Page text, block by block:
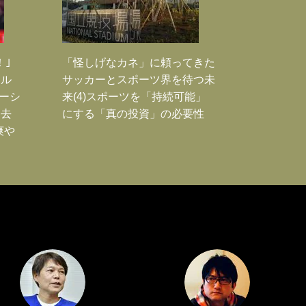
｣
シ
や
「怪しげなカネ」に頼ってきた
サッカーとスポーツ界を待つ未
来(4)スポーツを「持続可能」
にする「真の投資」の必要性